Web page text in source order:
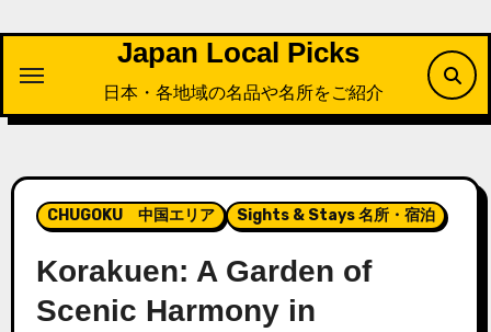
プ
Japan Local Picks
日本・各地域の名品や名所をご紹介
CHUGOKU 中国エリア Sights & Stays 名所・宿泊
Korakuen: A Garden of
Scenic Harmony in